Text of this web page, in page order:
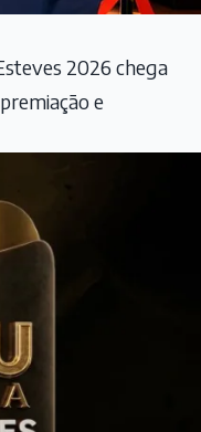
2026 chega
e